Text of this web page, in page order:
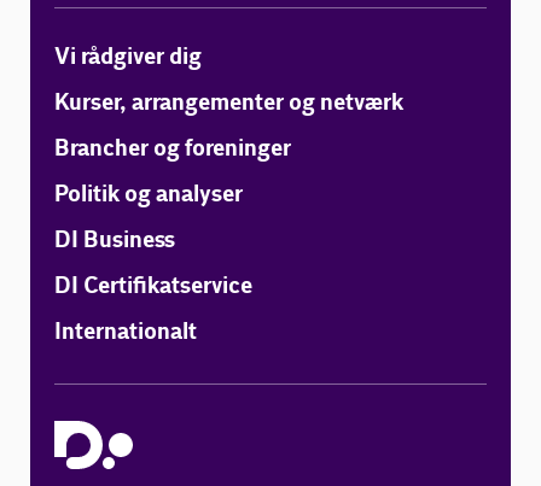
Vi rådgiver dig
Kurser, arrangementer og netværk
Brancher og foreninger
Politik og analyser
DI Business
DI Certifikatservice
Internationalt